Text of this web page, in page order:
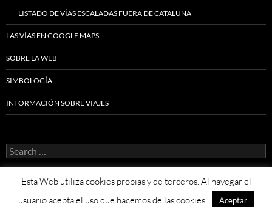
LISTADO DE VÍAS ESCALADAS FUERA DE CATALUÑA
LAS VÍAS EN GOOGLE MAPS
SOBRE LA WEB
SIMBOLOGÍA
INFORMACIÓN SOBRE VIAJES
Search
for:
Proudly powered by WordPress
Esta Web utiliza cookies propias y de terceros. Al navegar el
usuario acepta el uso que hacemos de las cookies.
Aceptar